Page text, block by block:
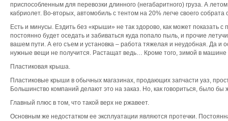
приспособленным для перевозки длинного (негабаритного) груза. А
кабриолет. Во-вторых, автомобиль с тентом на 20% легче своего собрата
Есть и минусы. Ездить без «крыши» не так здорово, как может показать с
постоянно будет оседать и забиваться куда попало пыль, и прочие
вашем пути. А его съем и установка – работа тяжелая и неудобная. Да и
нужные вещи не получится. Растащат ведь… Кроме того, зимой в машине
Пластиковая крыша.
Пластиковые крыши в обычных магазинах, продающих запчасти уаз,
Большинство компаний делают это на заказ. Но, как говориться, было бы
Главный плюс в том, что такой верх не ржавеет.
Основным же недостатком ее эксплуатации являются протечки.